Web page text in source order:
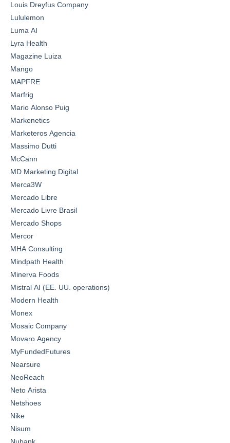
Louis Dreyfus Company
Lululemon
Luma AI
Lyra Health
Magazine Luiza
Mango
MAPFRE
Marfrig
Mario Alonso Puig
Markenetics
Marketeros Agencia
Massimo Dutti
McCann
MD Marketing Digital
Merca3W
Mercado Libre
Mercado Livre Brasil
Mercado Shops
Mercor
MHA Consulting
Mindpath Health
Minerva Foods
Mistral AI (EE. UU. operations)
Modern Health
Monex
Mosaic Company
Movaro Agency
MyFundedFutures
Nearsure
NeoReach
Neto Arista
Netshoes
Nike
Nisum